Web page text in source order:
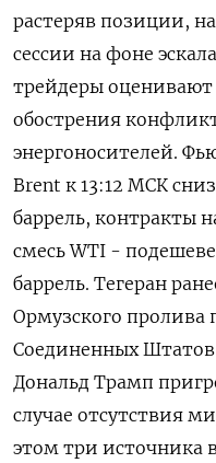
растеряв ‌позиции,
сессии на фоне
трейдеры оценивают
обострения
энергоносителей.
Brent ​к 13:12 МСК
баррель, контракты
смесь WTI -
баррель. Тегеран
Ормузского пролива
Соединенных
Дональд Трамп
случае отсутствия
‌этом три источника